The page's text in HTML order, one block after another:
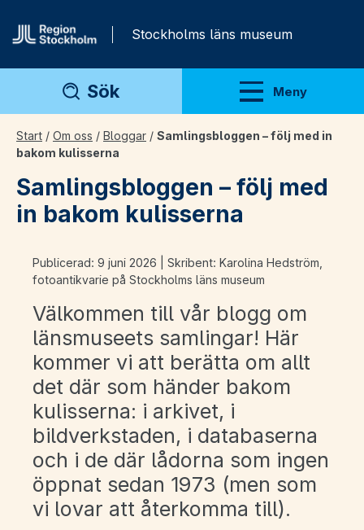
Stockholms läns museum
Sök Meny
Visa meny
Start / Om oss / Bloggar / Samlingsbloggen – följ med in
bakom kulisserna
Samlingsbloggen – följ med
in bakom kulisserna
Publicerad: 9 juni 2026 | Skribent: Karolina Hedström,
fotoantikvarie på Stockholms läns museum
Välkommen till vår blogg om
länsmuseets samlingar! Här
kommer vi att berätta om allt
det där som händer bakom
kulisserna: i arkivet, i
bildverkstaden, i databaserna
och i de där lådorna som ingen
öppnat sedan 1973 (men som
vi lovar att återkomma till).